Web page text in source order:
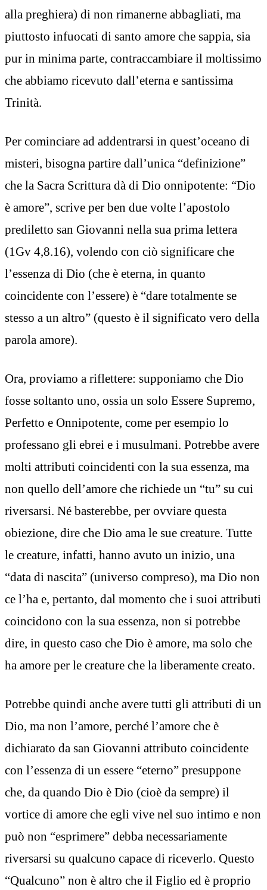
alla preghiera) di non rimanerne abbagliati, ma
piuttosto infuocati di santo amore che sappia, sia
pur in minima parte, contraccambiare il moltissimo
che abbiamo ricevuto dall’eterna e santissima
Trinità.
Per cominciare ad addentrarsi in quest’oceano di
misteri, bisogna partire dall’unica “definizione”
che la Sacra Scrittura dà di Dio onnipotente: “Dio
è amore”, scrive per ben due volte l’apostolo
prediletto san Giovanni nella sua prima lettera
(1Gv 4,8.16), volendo con ciò significare che
l’essenza di Dio (che è eterna, in quanto
coincidente con l’essere) è “dare totalmente se
stesso a un altro” (questo è il significato vero della
parola amore).
Ora, proviamo a riflettere: supponiamo che Dio
fosse soltanto uno, ossia un solo Essere Supremo,
Perfetto e Onnipotente, come per esempio lo
professano gli ebrei e i musulmani. Potrebbe avere
molti attributi coincidenti con la sua essenza, ma
non quello dell’amore che richiede un “tu” su cui
riversarsi. Né basterebbe, per ovviare questa
obiezione, dire che Dio ama le sue creature. Tutte
le creature, infatti, hanno avuto un inizio, una
“data di nascita” (universo compreso), ma Dio non
ce l’ha e, pertanto, dal momento che i suoi attributi
coincidono con la sua essenza, non si potrebbe
dire, in questo caso che Dio è amore, ma solo che
ha amore per le creature che la liberamente creato.
Potrebbe quindi anche avere tutti gli attributi di un
Dio, ma non l’amore, perché l’amore che è
dichiarato da san Giovanni attributo coincidente
con l’essenza di un essere “eterno” presuppone
che, da quando Dio è Dio (cioè da sempre) il
vortice di amore che egli vive nel suo intimo e non
può non “esprimere” debba necessariamente
riversarsi su qualcuno capace di riceverlo. Questo
“Qualcuno” non è altro che il Figlio ed è proprio